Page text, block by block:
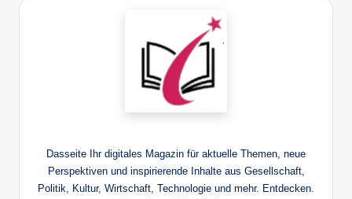
Dasseite Ihr digitales Magazin für aktuelle Themen, neue
Perspektiven und inspirierende Inhalte aus Gesellschaft,
Politik, Kultur, Wirtschaft, Technologie und mehr. Entdecken.